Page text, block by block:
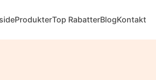
ProdukterTop RabatterBlogKontakt